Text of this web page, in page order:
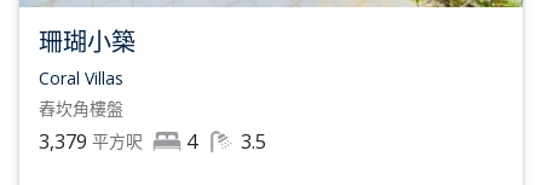
珊瑚小築
Coral Villas
舂坎角樓盤
3,379 平方呎 4 3.5